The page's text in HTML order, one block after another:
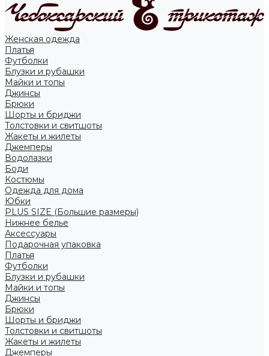
Женская одежда
Платья
Футболки
Блузки и рубашки
Майки и топы
Джинсы
Брюки
Шорты и бриджи
Толстовки и свитшоты
Жакеты и жилеты
Джемперы
Водолазки
Боди
Костюмы
Одежда для дома
Юбки
PLUS SIZE (Большие размеры)
Нижнее белье
Аксессуары
Подарочная упаковка
Платья
Футболки
Блузки и рубашки
Майки и топы
Джинсы
Брюки
Шорты и бриджи
Толстовки и свитшоты
Жакеты и жилеты
Джемперы